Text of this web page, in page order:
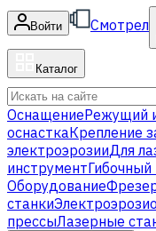
Войти Смотрел
Каталог
ОснащениеРежущий
оснасткаКрепление
электроэрозииДля
инструмент
Оборудование
станки
прессыЛазерные